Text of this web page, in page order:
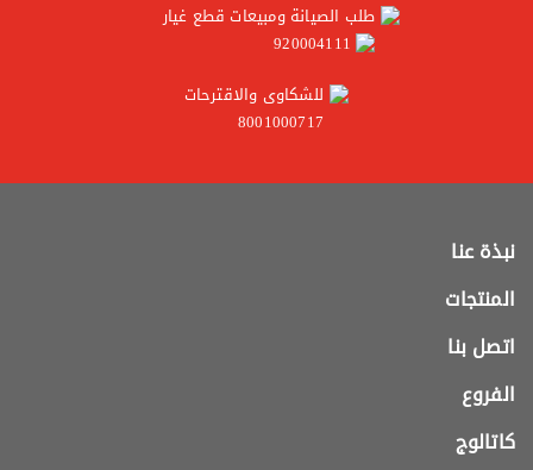
طلب الصيانة ومبيعات قطع غيار
920004111
للشكاوى والاقترحات
8001000717
نبذة عنا
المنتجات
اتصل بنا
الفروع
كاتالوج